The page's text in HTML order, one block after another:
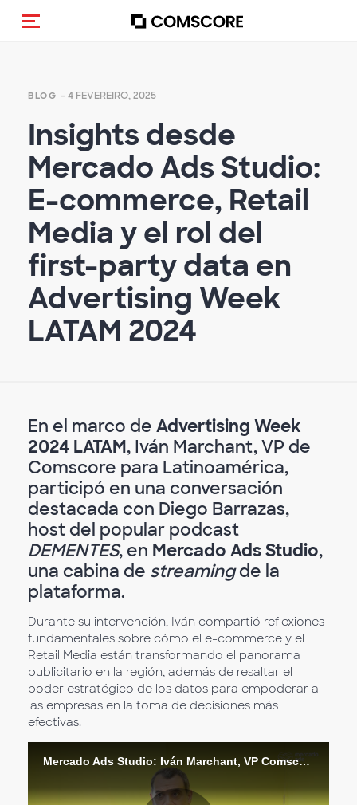
Alternar navegação
BLOG - 4 FEVEREIRO, 2025
Insights desde
Mercado Ads Studio:
E-commerce, Retail
Media y el rol del
first-party data en
Advertising Week
LATAM 2024
En el marco de Advertising Week
2024 LATAM, Iván Marchant, VP de
Comscore para Latinoamérica,
participó en una conversación
destacada con Diego Barrazas,
host del popular podcast
DEMENTES, en Mercado Ads Studio,
una cabina de streamingde la
plataforma.
Durante su intervención, Iván compartió reflexiones
fundamentales sobre cómo el e-commerce y el
Retail Media están transformando el panorama
publicitario en la región, además de resaltar el
poder estratégico de los datos para empoderar a
las empresas en la toma de decisiones más
efectivas.
Mercado Ads Studio: Iván Marchant, VP Comscore LATAM